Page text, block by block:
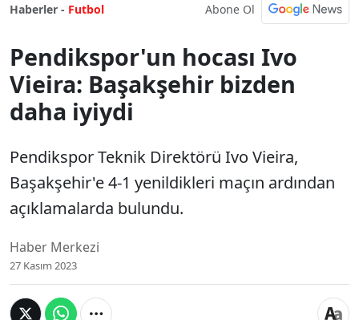
Haberler - Futbol Abone Ol
Pendikspor'un hocası Ivo
Vieira: Başakşehir bizden
daha iyiydi
Pendikspor Teknik Direktörü Ivo Vieira,
Başakşehir'e 4-1 yenildikleri maçın ardından
açıklamalarda bulundu.
Haber Merkezi
27 Kasım 2023